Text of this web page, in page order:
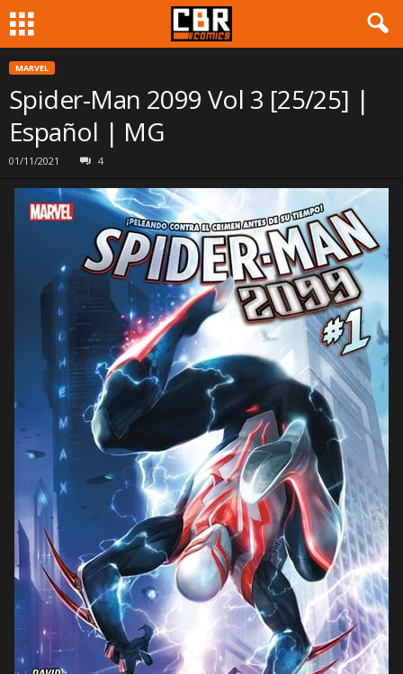
MARVEL
Spider-Man 2099 Vol 3 [25/25] |
Español | MG
01/11/2021 4